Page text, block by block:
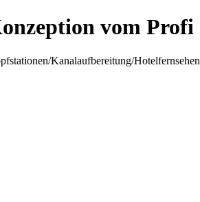
vom Profi
Kanalaufbereitung/Hotelfernsehen